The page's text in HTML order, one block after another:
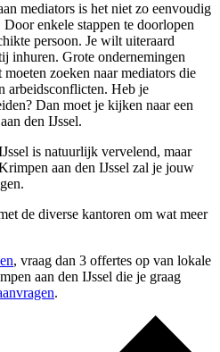
mediators is het niet zo eenvoudig
enkele stappen te doorlopen
persoon. Je wilt uiteraard
inhuren. Grote ondernemingen
zoeken naar mediators die
arbeidsconflicten. Heb je
Dan moet je kijken naar een
den IJssel.
is natuurlijk vervelend, maar
aan den IJssel zal je jouw
de diverse kantoren om wat meer
, vraag dan 3 offertes op van lokale
aan den IJssel die je graag
.